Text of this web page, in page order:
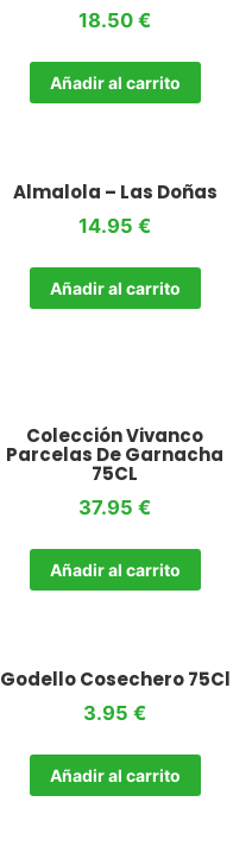
18.50€
Añadir al carrito
Almalola – Las Doñas
14.95€
Añadir al carrito
Colección Vivanco
Parcelas De Garnacha
75CL
37.95€
Añadir al carrito
Godello Cosechero 75Cl
3.95€
Añadir al carrito